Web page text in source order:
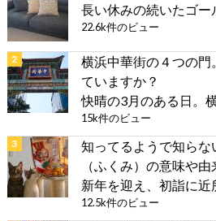
長い休みの続いたゴー
22.6k件のビュー
横浜中華街の４つの門
ていますか？
快晴の3月のある日。
15k件のビュー
知ってるようで知ら
（ふくみ）の意味や由
新年を迎え、初詣に近
12.5k件のビュー